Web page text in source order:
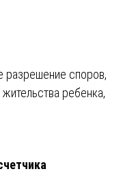
разрешение споров,
ребенка,